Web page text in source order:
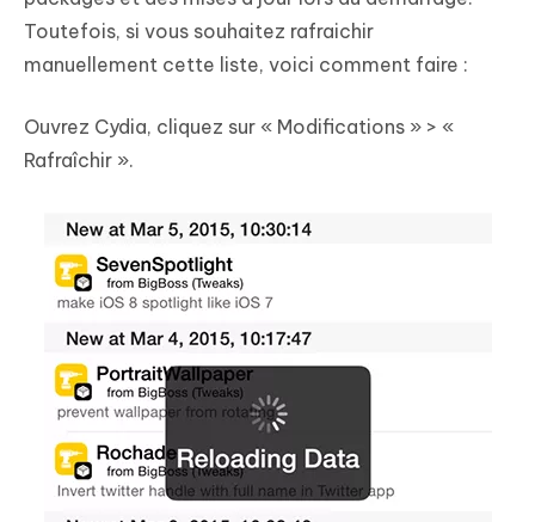
Toutefois, si vous souhaitez rafraichir
manuellement cette liste, voici comment faire :
Ouvrez Cydia, cliquez sur « Modifications » > «
Rafraîchir ».